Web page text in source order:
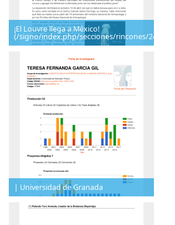
¡El Louvre llega a México!
(/signo/index.php/secciones/rincones/241
| Universidad de Granada